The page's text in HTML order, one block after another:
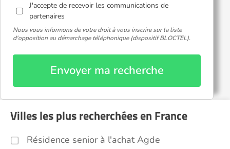
J'accepte de recevoir les communications de
partenaires
Nous vous informons de votre droit à vous inscrire sur la liste
d'opposition au démarchage téléphonique (dispositif BLOCTEL).
Envoyer ma recherche
Villes les plus recherchées en France
Résidence senior à l'achat Agde